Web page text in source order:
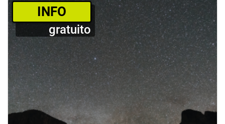
­INFO
gratuito